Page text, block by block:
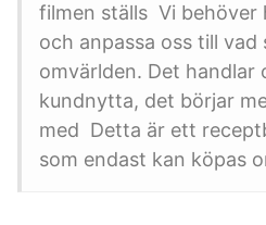
filmen ställs Vi behöver
och anpassa oss till vad
omvärlden. Det handlar
kundnytta, det börjar
med Detta är ett
som endast kan köpas